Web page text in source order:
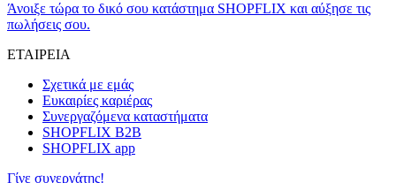
Άνοιξε τώρα το δικό σου κατάστημα SHOPFLIX και αύξησε τις
πωλήσεις σου.
ΕΤΑΙΡΕΙΑ
Σχετικά με εμάς
Ευκαιρίες καριέρας
Συνεργαζόμενα καταστήματα
SHOPFLIX B2B
SHOPFLIX app
Γίνε συνεργάτης!